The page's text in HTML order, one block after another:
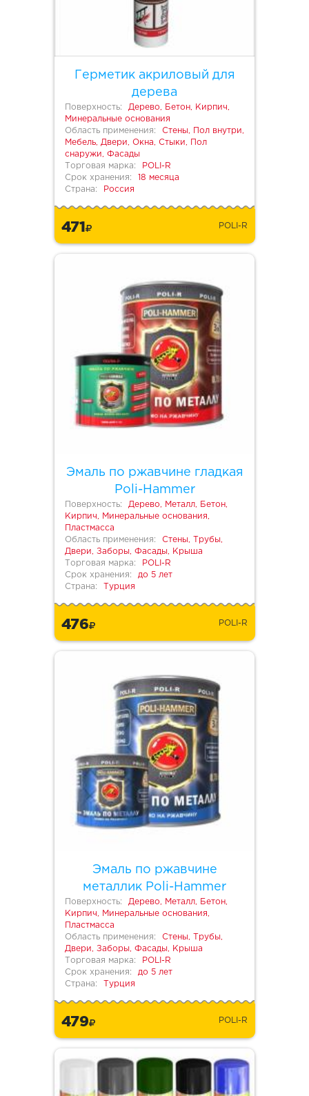
Герметик акриловый для
дерева
Поверхность:
Дерево, Бетон, Кирпич,
Минеральные основания
Область применения:
Стены, Пол внутри,
Мебель, Двери, Окна, Стыки, Пол
снаружи, Фасады
Торговая марка:
POLI-R
Срок хранения:
18 месяца
Страна:
Россия
471 POLI-R
Эмаль по ржавчине гладкая
Poli-Hammer
Поверхность:
Дерево, Металл, Бетон,
Кирпич, Минеральные основания,
Пластмасса
Область применения:
Стены, Трубы,
Двери, Заборы, Фасады, Крыша
Торговая марка:
POLI-R
Срок хранения:
до 5 лет
Страна:
Турция
476 POLI-R
Эмаль по ржавчине
металлик Poli-Hammer
Поверхность:
Дерево, Металл, Бетон,
Кирпич, Минеральные основания,
Пластмасса
Область применения:
Стены, Трубы,
Двери, Заборы, Фасады, Крыша
Торговая марка:
POLI-R
Срок хранения:
до 5 лет
Страна:
Турция
479 POLI-R